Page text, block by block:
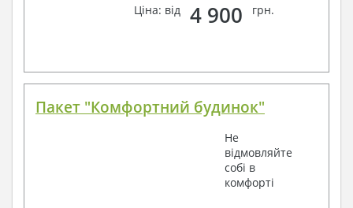
Ціна: від
4 900 грн.
Пакет "Комфортний будинок"
Не
відмовляйте
собі в
комфорті